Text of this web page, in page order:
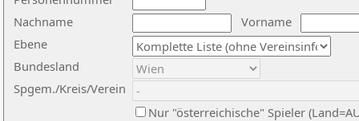
Nachname
Vorname
Ebene
Bundesland
Spgem./Kreis/Verein
Nur "österreichische" Spieler